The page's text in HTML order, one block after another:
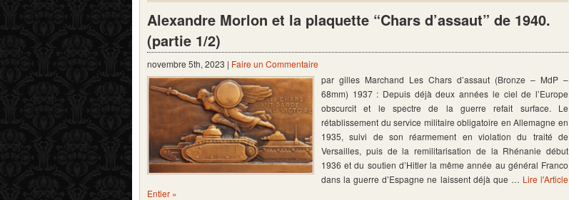
Alexandre Morlon et la plaquette “Chars d’assaut” de 1940.
(partie 1/2)
novembre 5th, 2023 | Faire un Commentaire
par gilles Marchand Les Chars d’assaut (Bronze – MdP –
68mm) 1937 : Depuis déjà deux années le ciel de l’Europe
obscurcit et le spectre de la guerre refait surface. Le
rétablissement du service militaire obligatoire en Allemagne en
1935, suivi de son réarmement en violation du traité de
Versailles, puis de la remilitarisation de la Rhénanie début
1936 et du soutien d’Hitler la même année au général Franco
dans la guerre d’Espagne ne laissent déjà que … Lire l'Article
Entier »